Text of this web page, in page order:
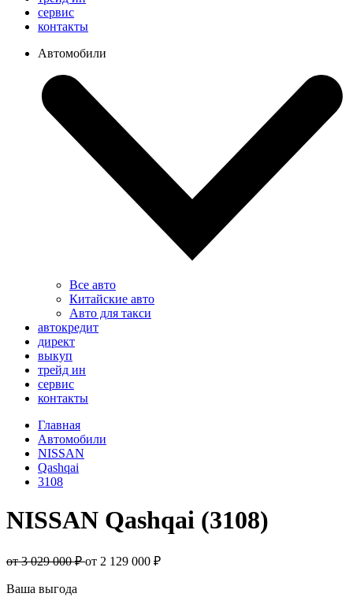
сервис
контакты
Автомобили
Все авто
Китайские авто
Авто для такси
автокредит
директ
выкуп
трейд ин
сервис
контакты
Главная
Автомобили
NISSAN
Qashqai
3108
NISSAN Qashqai (3108)
от 3 029 000 ₽от 2 129 000 ₽
Ваша выгода